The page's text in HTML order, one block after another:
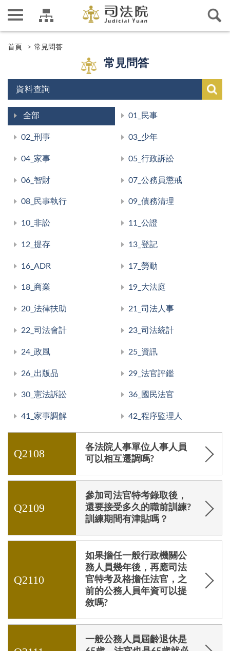
首頁 常見問答
常見問答
資料查詢
全部 01_民事
02_刑事 03_少年
04_家事 05_行政訴訟
06_智財 07_公務員懲戒
08_民事執行 09_債務清理
10_非訟 11_公證
12_提存 13_登記
16_ADR 17_勞動
18_商業 19_大法庭
20_法律扶助 21_司法人事
22_司法會計 23_司法統計
24_政風 25_資訊
26_出版品 29_法官評鑑
30_憲法訴訟 36_國民法官
41_家事調解 42_程序監理人
Q2108
各法院人事單位人事人員
可以相互遷調嗎?
Q2109
參加司法官特考錄取後，
還要接受多久的職前訓練?
訓練期間有津貼嗎？
Q2110
如果擔任一般行政機關公
務人員幾年後，再應司法
官特考及格擔任法官，之
前的公務人員年資可以提
敘嗎?
一般公務人員屆齡退休是